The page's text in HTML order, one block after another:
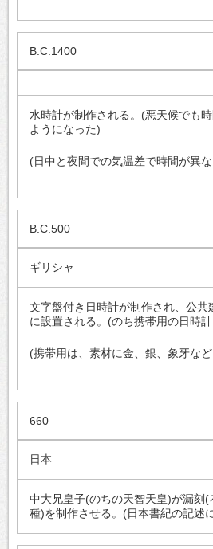
B.C.1400
水時計が制作される。(悪天候でも
ようになった)
(日中と夜間での気温差で時間が異
B.C.500
ギリシャ
文字盤付き日時計が制作され、公共
に設置される。(のち携帯用の日時
(携帯用は、素材に金、銀、象牙な
660
日本
中大兄皇子(のちの天智天皇)が漏刻
種)を制作させる。(日本書紀の記述